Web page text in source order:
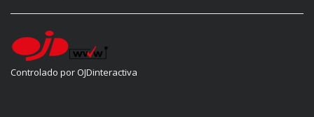
Controlado por OJDinteractiva